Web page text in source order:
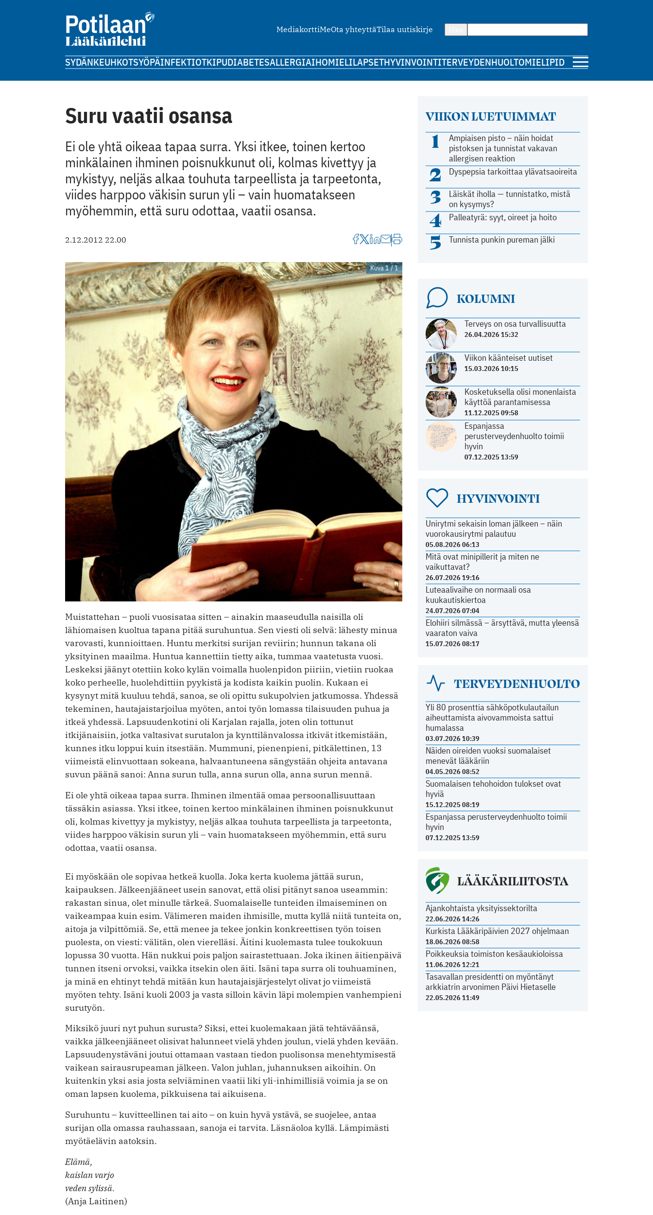
MediakorttiMeOta yhteyttäTilaa uutiskirje
SYDÄNKEUHKOTSYÖPÄINFEKTIOTKIPUDIABETESALLERGIAIHOMIELILAPSETHYVINVOINTITERVEYDENHUOLTOMIELIPIDE
VIIKON LUETUIMMAT
1
Ampiaisen pisto – näin hoidat
pistoksen ja tunnistat vakavan
allergisen reaktion
2 Dyspepsia tarkoittaa ylävatsaoireita
3
Läiskät iholla — tunnistatko, mistä
on kysymys?
4 Palleatyrä: syyt, oireet ja hoito
5 Tunnista punkin pureman jälki
KOLUMNI
Terveys on osa turvallisuutta
26.04.2026 15:32
Viikon käänteiset uutiset
15.03.2026 10:15
Kosketuksella olisi monenlaista
käyttöä parantamisessa
11.12.2025 09:58
Espanjassa
perusterveydenhuolto toimii
hyvin
07.12.2025 13:59
HYVINVOINTI
Unirytmi sekaisin loman jälkeen – näin
vuorokausirytmi palautuu
05.08.2026 06:13
Mitä ovat minipillerit ja miten ne
vaikuttavat?
26.07.2026 19:16
Luteaalivaihe on normaali osa
kuukautiskiertoa
24.07.2026 07:04
Elohiiri silmässä – ärsyttävä, mutta yleensä
vaaraton vaiva
15.07.2026 08:17
TERVEYDENHUOLTO
Yli 80 prosenttia sähköpotkulautailun
aiheuttamista aivovammoista sattui
humalassa
03.07.2026 10:39
Näiden oireiden vuoksi suomalaiset
menevät lääkäriin
04.05.2026 08:52
Suomalaisen tehohoidon tulokset ovat
hyviä
15.12.2025 08:19
Espanjassa perusterveydenhuolto toimii
hyvin
07.12.2025 13:59
LÄÄKÄRILIITOSTA
Ajankohtaista yksityissektorilta
22.06.2026 14:26
Kurkista Lääkäripäivien 2027 ohjelmaan
18.06.2026 08:58
Poikkeuksia toimiston kesäaukioloissa
11.06.2026 12:21
Tasavallan presidentti on myöntänyt
arkkiatrin arvonimen Päivi Hietaselle
22.05.2026 11:49
Suru vaatii osansa
Ei ole yhtä oikeaa tapaa surra. Yksi itkee, toinen kertoo
minkälainen ihminen poisnukkunut oli, kolmas kivettyy ja
mykistyy, neljäs alkaa touhuta tarpeellista ja tarpeetonta,
viides harppoo väkisin surun yli – vain huomatakseen
myöhemmin, että suru odottaa, vaatii osansa.
2.12.2012 22.00
Kuva 1 / 1
Muistattehan – puoli vuosisataa sitten – ainakin maaseudulla naisilla oli
lähiomaisen kuoltua tapana pitää suruhuntua. Sen viesti oli selvä: lähesty minua
varovasti, kunnioittaen. Huntu merkitsi surijan reviirin; hunnun takana oli
yksityinen maailma. Huntua kannettiin tietty aika, tummaa vaatetusta vuosi.
Leskeksi jäänyt otettiin koko kylän voimalla huolenpidon piiriin, vietiin ruokaa
koko perheelle, huolehdittiin pyykistä ja kodista kaikin puolin. Kukaan ei
kysynyt mitä kuuluu tehdä, sanoa, se oli opittu sukupolvien jatkumossa. Yhdessä
tekeminen, hautajaistarjoilua myöten, antoi työn lomassa tilaisuuden puhua ja
itkeä yhdessä. Lapsuudenkotini oli Karjalan rajalla, joten olin tottunut
itkijänaisiin, jotka valtasivat surutalon ja kynttilänvalossa itkivät itkemistään,
kunnes itku loppui kuin itsestään. Mummuni, pienenpieni, pitkälettinen, 13
viimeistä elinvuottaan sokeana, halvaantuneena sängystään ohjeita antavana
suvun päänä sanoi: Anna surun tulla, anna surun olla, anna surun mennä.
Ei ole yhtä oikeaa tapaa surra. Ihminen ilmentää omaa persoonallisuuttaan
tässäkin asiassa. Yksi itkee, toinen kertoo minkälainen ihminen poisnukkunut
oli, kolmas kivettyy ja mykistyy, neljäs alkaa touhuta tarpeellista ja tarpeetonta,
viides harppoo väkisin surun yli – vain huomatakseen myöhemmin, että suru
odottaa, vaatii osansa.
Ei myöskään ole sopivaa hetkeä kuolla. Joka kerta kuolema jättää surun,
kaipauksen. Jälkeenjääneet usein sanovat, että olisi pitänyt sanoa useammin:
rakastan sinua, olet minulle tärkeä. Suomalaiselle tunteiden ilmaiseminen on
vaikeampaa kuin esim. Välimeren maiden ihmisille, mutta kyllä niitä tunteita on,
aitoja ja vilpittömiä. Se, että menee ja tekee jonkin konkreettisen työn toisen
puolesta, on viesti: välitän, olen vierelläsi. Äitini kuolemasta tulee toukokuun
lopussa 30 vuotta. Hän nukkui pois paljon sairastettuaan. Joka ikinen äitienpäivä
tunnen itseni orvoksi, vaikka itsekin olen äiti. Isäni tapa surra oli touhuaminen,
ja minä en ehtinyt tehdä mitään kun hautajaisjärjestelyt olivat jo viimeistä
myöten tehty. Isäni kuoli 2003 ja vasta silloin kävin läpi molempien vanhempieni
surutyön.
Miksikö juuri nyt puhun surusta? Siksi, ettei kuolemakaan jätä tehtäväänsä,
vaikka jälkeenjääneet olisivat halunneet vielä yhden joulun, vielä yhden kevään.
Lapsuudenystäväni joutui ottamaan vastaan tiedon puolisonsa menehtymisestä
vaikean sairausrupeaman jälkeen. Valon juhlan, juhannuksen aikoihin. On
kuitenkin yksi asia josta selviäminen vaatii liki yli-inhimillisiä voimia ja se on
oman lapsen kuolema, pikkuisena tai aikuisena.
Suruhuntu – kuvitteellinen tai aito – on kuin hyvä ystävä, se suojelee, antaa
surijan olla omassa rauhassaan, sanoja ei tarvita. Läsnäoloa kyllä. Lämpimästi
myötäelävin aatoksin.
Elämä,
kaislan varjo
veden sylissä.
(Anja Laitinen)